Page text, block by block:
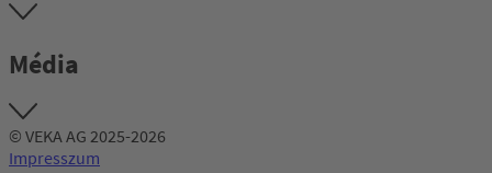
Média
© VEKA AG 2025-2026
Impresszum